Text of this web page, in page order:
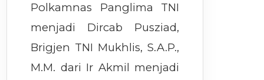
Polkamnas Panglima TNI
menjadi Dircab Pusziad,
Brigjen TNI Mukhlis, S.A.P.,
M.M. dari Ir Akmil menjadi